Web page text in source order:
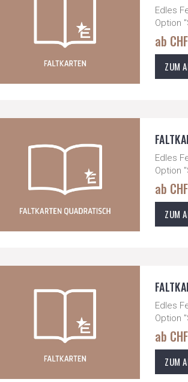
Edles
Option
ab
ZUM
Edles
Option
ab
ZUM
Edles
Option
ab
ZUM